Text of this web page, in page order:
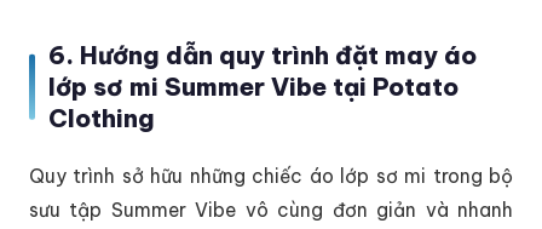
6. Hướng dẫn quy trình đặt may áo
lớp sơ mi Summer Vibe tại Potato
Clothing
Quy trình sở hữu những chiếc áo lớp sơ mi trong bộ
sưu tập Summer Vibe vô cùng đơn giản và nhanh